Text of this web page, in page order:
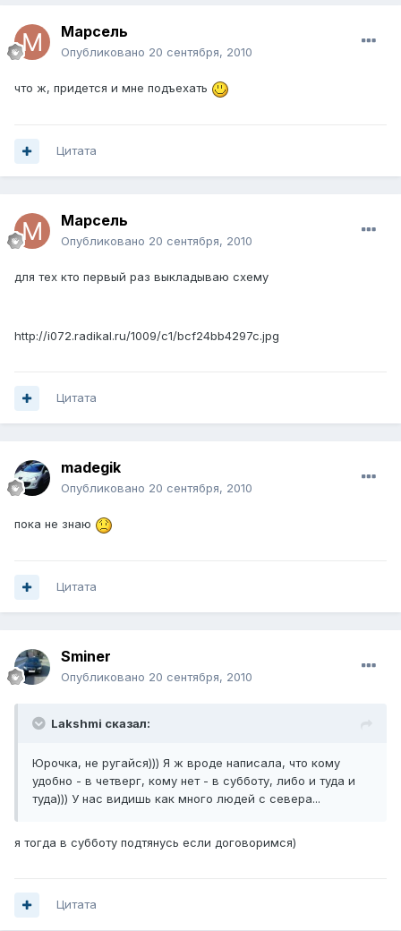
Марсель
Опубликовано 20 сентября, 2010
что ж, придется и мне подъехать
Цитата
Марсель
Опубликовано 20 сентября, 2010
для тех кто первый раз выкладываю схему
http://i072.radikal.ru/1009/c1/bcf24bb4297c.jpg
Цитата
madegik
Опубликовано 20 сентября, 2010
пока не знаю
Цитата
Sminer
Опубликовано 20 сентября, 2010
Lakshmi сказал:
Юрочка, не ругайся))) Я ж вроде написала, что кому
удобно - в четверг, кому нет - в субботу, либо и туда и
туда))) У нас видишь как много людей с севера...
я тогда в субботу подтянусь если договоримся)
Цитата